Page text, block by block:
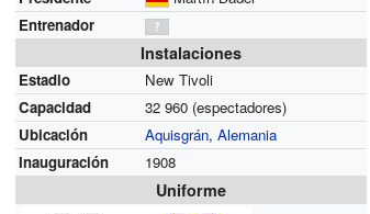
Entrenador
Instalaciones
Estadio
New Tivoli
Capacidad
32 960 (espectadores)
Ubicación
Aquisgrán,Alemania
Inauguración
1908
Uniforme